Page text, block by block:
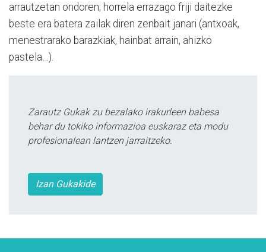
arrautzetan ondoren; horrela errazago friji daitezke
beste era batera zailak diren zenbait janari (antxoak,
menestrarako barazkiak, hainbat arrain, ahizko
pastela…).
Zarautz Gukak zu bezalako irakurleen babesa
behar du tokiko informazioa euskaraz eta modu
profesionalean lantzen jarraitzeko.
Izan Gukakide